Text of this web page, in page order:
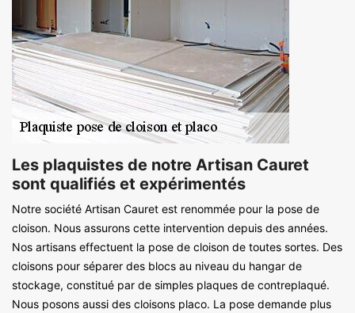
Les plaquistes de notre Artisan Cauret
sont qualifiés et expérimentés
Notre société Artisan Cauret est renommée pour la pose de
cloison. Nous assurons cette intervention depuis des années.
Nos artisans effectuent la pose de cloison de toutes sortes. Des
cloisons pour séparer des blocs au niveau du hangar de
stockage, constitué par de simples plaques de contreplaqué.
Nous posons aussi des cloisons placo. La pose demande plus